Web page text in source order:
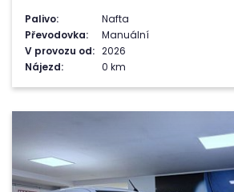
Palivo:
Nafta
Převodovka:
Manuální
V provozu od: 2026
Nájezd:
0 km